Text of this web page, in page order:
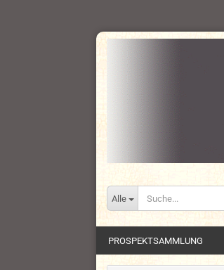
Alle
PROSPEKTSAMMLUNG